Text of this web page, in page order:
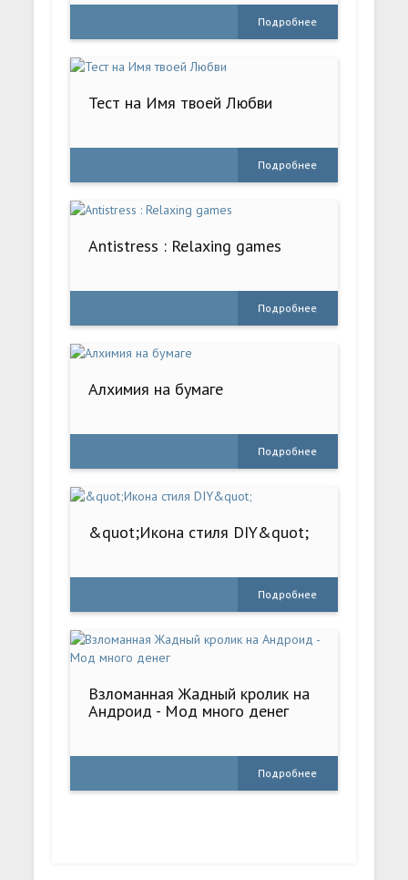
Подробнее
Тест на Имя твоей Любви
Подробнее
Antistress : Relaxing games
Подробнее
Алхимия на бумаге
Подробнее
&quot;Икона стиля DIY&quot;
Подробнее
Взломанная Жадный кролик на
Андроид - Мод много денег
Подробнее